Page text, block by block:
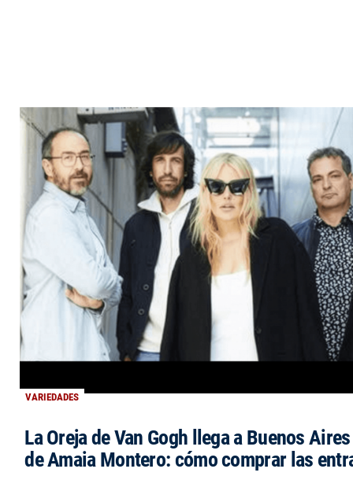
VARIEDADES
La Oreja de Van Gogh llega a Buenos
de Amaia Montero: cómo comprar las